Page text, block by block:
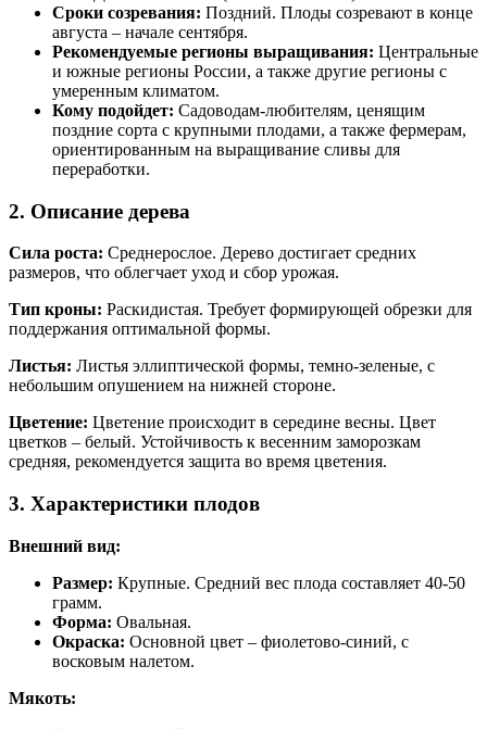
Сроки созревания: Поздний. Плоды созревают в конце
августа – начале сентября.
Рекомендуемые регионы выращивания: Центральные
и южные регионы России, а также другие регионы с
умеренным климатом.
Кому подойдет: Садоводам-любителям, ценящим
поздние сорта с крупными плодами, а также фермерам,
ориентированным на выращивание сливы для
переработки.
2. Описание дерева
Сила роста: Среднерослое. Дерево достигает средних
размеров, что облегчает уход и сбор урожая.
Тип кроны: Раскидистая. Требует формирующей обрезки для
поддержания оптимальной формы.
Листья: Листья эллиптической формы, темно-зеленые, с
небольшим опушением на нижней стороне.
Цветение: Цветение происходит в середине весны. Цвет
цветков – белый. Устойчивость к весенним заморозкам
средняя, рекомендуется защита во время цветения.
3. Характеристики плодов
Внешний вид:
Размер: Крупные. Средний вес плода составляет 40-50
грамм.
Форма: Овальная.
Окраска: Основной цвет – фиолетово-синий, с
восковым налетом.
Мякоть: